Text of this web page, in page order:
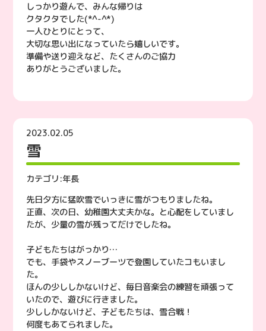
しっかり遊んで、みんな帰りは
クタクタでした(*^-^*)
一人ひとりにとって、
大切な思い出になっていたら嬉しいです。
準備や送り迎えなど、たくさんのご協力
ありがとうございました。
2023.02.05
雪
カテゴリ:年長
先日夕方に猛吹雪でいっきに雪がつもりましたね。
正直、次の日、幼稚園大丈夫かな。と心配をしていまし
たが、少量の雪が残ってだけでしたね。
子どもたちはがっかり…
でも、手袋やスノーブーツで登園していたコもいまし
た。
ほんの少ししかないけど、毎日音楽会の練習を頑張って
いたので、遊びに行きました。
少ししかないけど、子どもたちは、雪合戦！
何度もあてられました。